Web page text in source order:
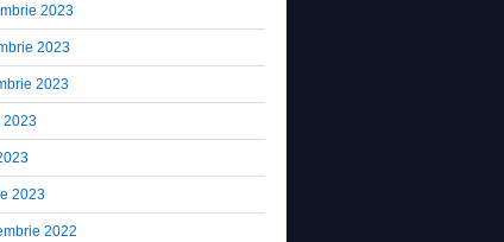
2023
2023
2023
2023
2023
2022